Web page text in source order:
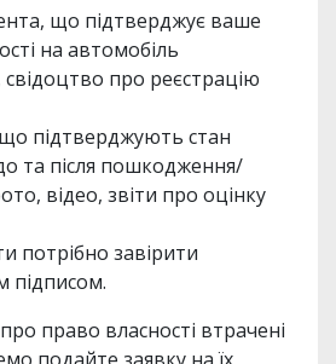
що підтверджує ваше
на автомобіль
про реєстрацію
підтверджують стан
та після пошкодження/
відео, звіти про оцінку
потрібно завірити
підписом.
право власності втрачені